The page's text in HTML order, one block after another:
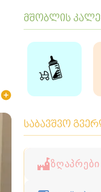
მშობლის
საბავშვო